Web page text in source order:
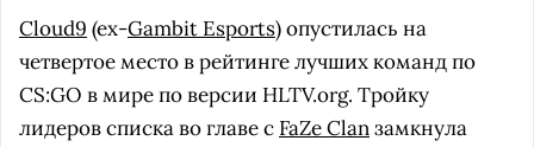
Cloud9 (ex-Gambit Esports) опустилась на
четвертое место в рейтинге лучших команд по
CS:GO в мире по версии HLTV.org. Тройку
лидеров списка во главе с FaZe Clanзамкнула